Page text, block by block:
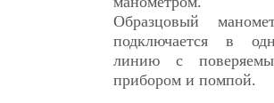
Образцовый
подключается в
линию с
прибором и помпой.